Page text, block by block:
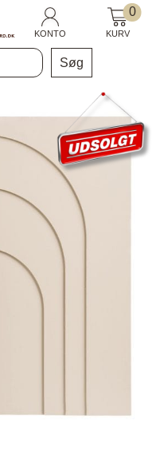
KONTO
0
KURV